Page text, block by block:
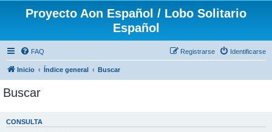
Proyecto Aon Español / Lobo Solitario
Español
FAQ Identificarse
Registrarse
Inicio Índice general Buscar
Buscar
CONSULTA